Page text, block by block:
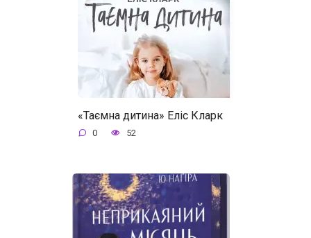
«Таємна дитина» Еліс Кларк
0 52